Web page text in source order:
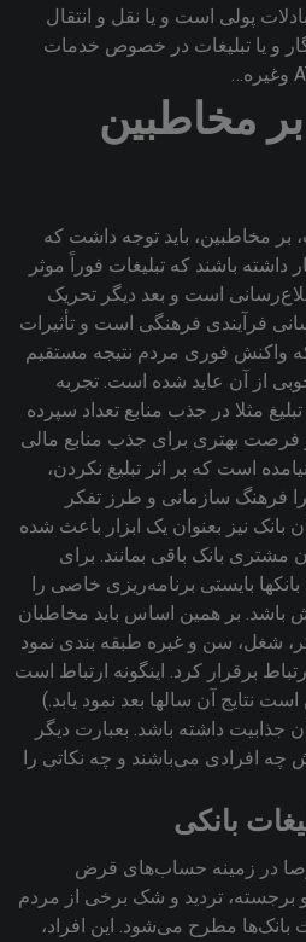
پولی است و یا نقل و انتقال
و یا تبلیغات در خصوص خدمات
بر مخاطبین
بر مخاطبین، باید توجه داشت که
داشته باشند که تبلیغات فوراً موثر
است و بعد دیگر تحریک
فرآیندی فرهنگی است و تأثیرات
واکنش فوری مردم نتیجه مستقیم
از آن عاید شده است. تجربه
مثلا در جذب منابع تعداد سپرده
فرصت بهتری برای جذب منابع مالی
است که بر اثر تبلیغ نکردن‌،
فرهنگ سازمانی و طرز تفکر
بانک نیز بعنوان یک ابزار باعث شده
بانک باقی بمانند. برای
بایستی برنامه‌ریزی خاصی را
باشد‌. بر همین اساس باید مخاطبان
شغل‌، سن و غیره طبقه بندی نمود
برقرار کرد‌. اینگونه ارتباط است
نتایج آن سالها بعد نمود یابد.)
جذابیت داشته باشد‌. بعبارت دیگر
چه افرادی ‌می‌باشند و چه نکاتی را
بانکی
در زمینه حساب‌های قرض
برجسته، تردید و شک‌ برخی از مردم
بانک‌ها مطرح می‌شود. این افراد،